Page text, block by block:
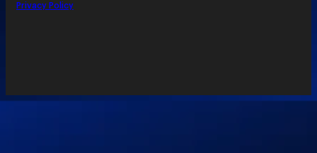
Privacy Policy